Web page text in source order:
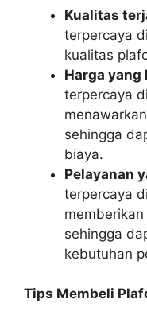
Kualitas
terpercaya
kualitas
Harga
terpercaya
sehingga
biaya.
Pelayanan
terpercaya
sehingga
kebutuhan
Tips Membeli